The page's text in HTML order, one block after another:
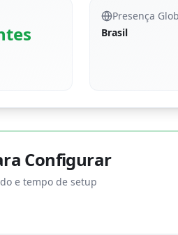
Presença
Brasil
Configurar
e tempo de setup